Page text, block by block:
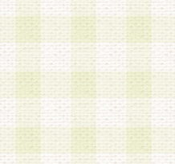
1.会員は、会員登
加する際には、前
スワードを使用す
2.登録の際に当社
の使用に関しては
3.会員は、当社か
貸与、名義変更、